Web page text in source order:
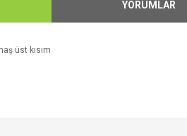
YORUMLAR
üst kısım